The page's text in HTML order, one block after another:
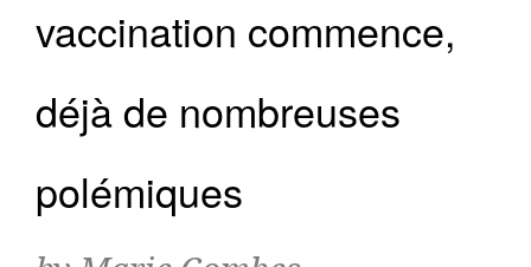
vaccination commence,
déjà de nombreuses
polémiques